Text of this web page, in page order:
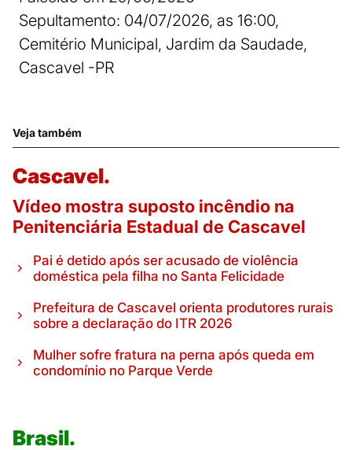
Sepultamento: 04/07/2026, as 16:00,
Cemitério Municipal, Jardim da Saudade,
Cascavel -PR
Veja também
Cascavel.
Vídeo mostra suposto incêndio na
Penitenciária Estadual de Cascavel
Pai é detido após ser acusado de violência
doméstica pela filha no Santa Felicidade
Prefeitura de Cascavel orienta produtores rurais
sobre a declaração do ITR 2026
Mulher sofre fratura na perna após queda em
condomínio no Parque Verde
Brasil.